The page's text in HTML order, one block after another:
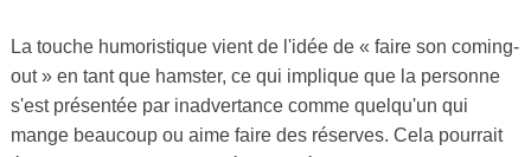
La touche humoristique vient de l'idée de « faire son coming-
out » en tant que hamster, ce qui implique que la personne
s'est présentée par inadvertance comme quelqu'un qui
mange beaucoup ou aime faire des réserves. Cela pourrait